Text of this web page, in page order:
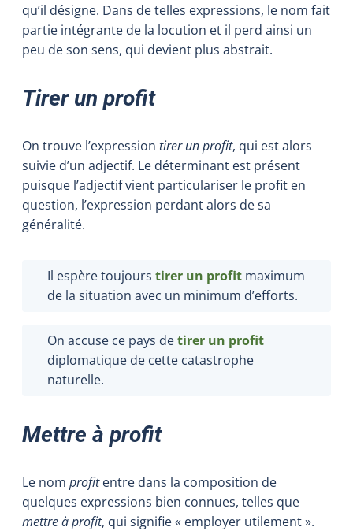
qu’il désigne. Dans de telles expressions, le nom fait
partie intégrante de la locution et il perd ainsi un
peu de son sens, qui devient plus abstrait.
Tirer un profit
On trouve l’expression tirer un profit, qui est alors
suivie d’un adjectif. Le déterminant est présent
puisque l’adjectif vient particulariser le profit en
question, l’expression perdant alors de sa
généralité.
Il espère toujours tirer un profit maximum
de la situation avec un minimum d’efforts.
On accuse ce pays detirer un profit
diplomatique de cette catastrophe
naturelle.
Mettre à profit
Le nom profitentre dans la composition de
quelques expressions bien connues, telles que
mettre à profit, qui signifie « employer utilement ».